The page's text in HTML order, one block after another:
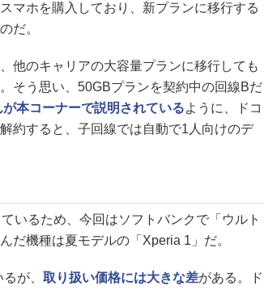
マホを購入しており、新プランに移行する
だ。
他のキャリアの大容量プランに移行しても
そう思い、50GBプランを契約中の回線Bだ
が本コーナーで説明されているように、ドコ
約すると、子回線では自動で1人向けのデ
いるため、今回はソフトバンクで「ウルト
だ機種は夏モデルの「Xperia 1」だ。
が、 取り扱い価格には大きな差がある。ド